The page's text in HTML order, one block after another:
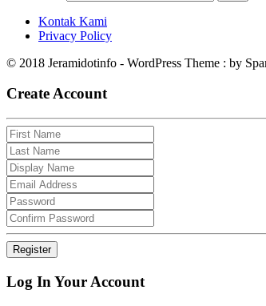
Kontak Kami
Privacy Policy
© 2018 Jeramidotinfo - WordPress Theme : by
Create Account
Log In Your Account